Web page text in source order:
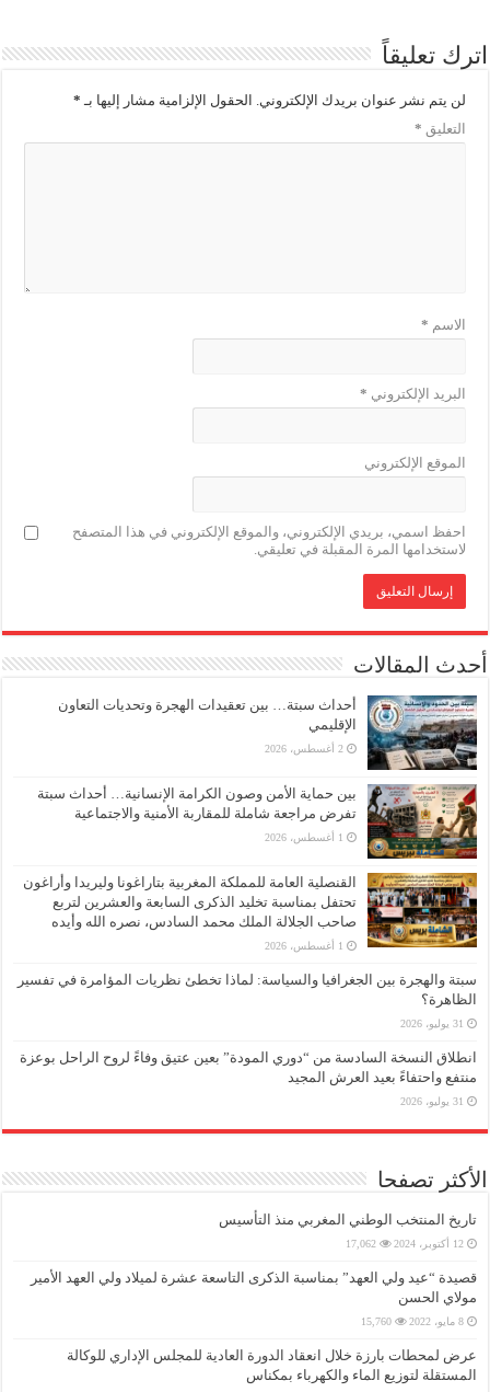
اترك تعليقاً
لن يتم نشر عنوان بريدك الإلكتروني. الحقول الإلزامية مشار إليها بـ *
التعليق *
الاسم *
البريد الإلكتروني *
الموقع الإلكتروني
احفظ اسمي، بريدي الإلكتروني، والموقع الإلكتروني في هذا المتصفح
لاستخدامها المرة المقبلة في تعليقي.
أحدث المقالات
أحداث سبتة… بين تعقيدات الهجرة وتحديات التعاون
الإقليمي
2 أغسطس، 2026
بين حماية الأمن وصون الكرامة الإنسانية… أحداث سبتة
تفرض مراجعة شاملة للمقاربة الأمنية والاجتماعية
1 أغسطس، 2026
القنصلية العامة للمملكة المغربية بتاراغونا وليريدا وأراغون
تحتفل بمناسبة تخليد الذكرى السابعة والعشرين لتربع
صاحب الجلالة الملك محمد السادس، نصره الله وأيده
1 أغسطس، 2026
سبتة والهجرة بين الجغرافيا والسياسة: لماذا تخطئ نظريات المؤامرة في تفسير
الظاهرة؟
31 يوليو، 2026
انطلاق النسخة السادسة من “دوري المودة” بعين عتيق وفاءً لروح الراحل بوعزة
منتفع واحتفاءً بعيد العرش المجيد
31 يوليو، 2026
الأكثر تصفحا
تاريخ المنتخب الوطني المغربي منذ التأسيس
12 أكتوبر، 2024 17,062
قصيدة “عيد ولي العهد” بمناسبة الذكرى التاسعة عشرة لميلاد ولي العهد الأمير
مولاي الحسن
8 مايو، 2022 15,760
عرض لمحطات بارزة خلال انعقاد الدورة العادية للمجلس الإداري للوكالة
المستقلة لتوزيع الماء والكهرباء بمكناس